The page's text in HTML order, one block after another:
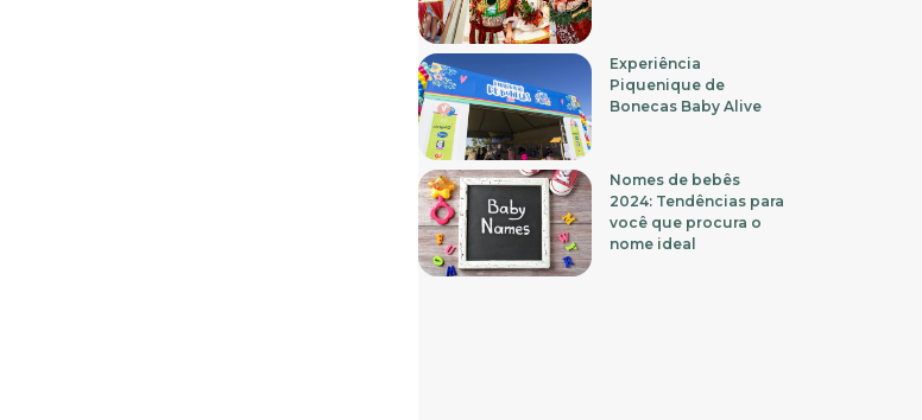
Experiência
Piquenique de
Bonecas Baby Alive
Nomes de bebês
2024: Tendências para
você que procura o
nome ideal